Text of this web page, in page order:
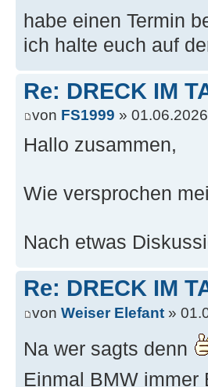
habe einen Termin
ich halte euch auf
Re: DRECK IM
von FS1999 »
Hallo zusammen,
Wie versprochen
Nach etwas
Re: DRECK IM
von Weiser Elefant »
Na wer sagts denn
Einmal BMW immer